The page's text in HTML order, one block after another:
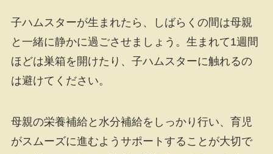
子ハムスターが生まれたら、しばらくの間は母親
と一緒に静かに過ごさせましょう。生まれて1週間
ほどは巣箱を開けたり、子ハムスターに触れるの
は避けてください。
母親の栄養補給と水分補給をしっかり行い、育児
がスムーズに進むようサポートすることが大切で